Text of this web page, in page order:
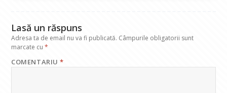
Lasă un răspuns
Adresa ta de email nu va fi publicată. Câmpurile obligatorii sunt
marcate cu*
COMENTARIU*